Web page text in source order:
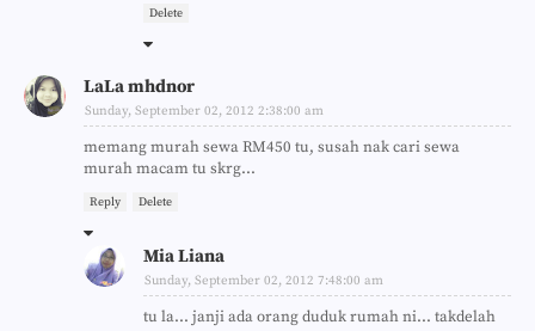
Delete
LaLa mhdnor
Sunday, September 02, 2012 2:38:00 am
memang murah sewa RM450 tu, susah nak cari sewa
murah macam tu skrg...
Reply Delete
Mia Liana
Sunday, September 02, 2012 7:48:00 am
tu la... janji ada orang duduk rumah ni... takdelah